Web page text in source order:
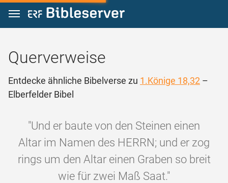
Zum Inhalt springen
Querverweise
Entdecke ähnliche Bibelverse zu 1.Könige 18,32 –
Elberfelder Bibel
"Und er baute von den Steinen einen
Altar im Namen des HERRN; und er zog
rings um den Altar einen Graben so breit
wie für zwei Maß Saat."